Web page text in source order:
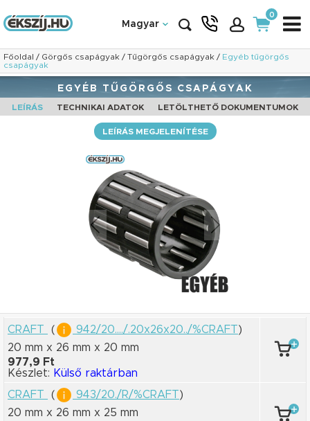
Magyar
0
Főoldal / Görgős csapágyak / Tűgörgős csapágyak / Egyéb tűgörgős
csapágyak
EGYÉB TŰGÖRGŐS CSAPÁGYAK
LEÍRÁS TECHNIKAI ADATOK LETÖLTHETŐ DOKUMENTUMOK
LEÍRÁS MEGJELENÍTÉSE
CRAFT ( 942/20..../.20x26x20../%CRAFT)
20 mm x 26 mm x 20 mm
977,9 Ft
Készlet: Külső raktárban
CRAFT
( 943/20./R/%CRAFT)
20 mm x 26 mm x 25 mm